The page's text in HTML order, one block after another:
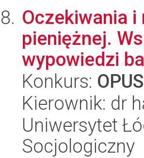
Oczekiwania i
pieniężnej.
wypowiedzi
Konkurs:
Kierownik: dr
Uniwersytet
Socjologiczny